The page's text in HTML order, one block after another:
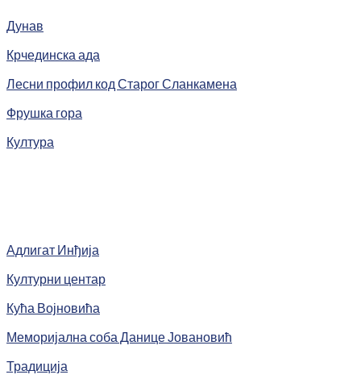
Дунав
Крчединска ада
Лесни профил код Старог Сланкамена
Фрушка гора
Култура
Адлигат Инђија
Културни центар
Кућа Војновића
Меморијална соба Данице Јовановић
Традиција